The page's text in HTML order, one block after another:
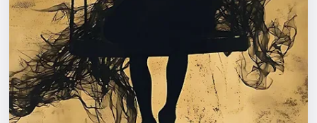
Артисты
Рейтинги